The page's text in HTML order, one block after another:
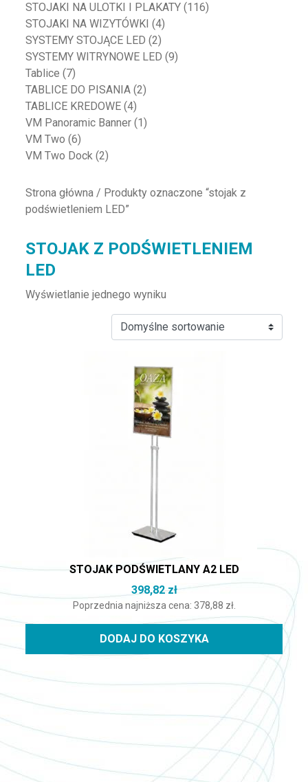
STOJAKI NA ULOTKI I PLAKATY (116)
STOJAKI NA WIZYTÓWKI (4)
SYSTEMY STOJĄCE LED (2)
SYSTEMY WITRYNOWE LED (9)
Tablice (7)
TABLICE DO PISANIA (2)
TABLICE KREDOWE (4)
VM Panoramic Banner (1)
VM Two (6)
VM Two Dock (2)
Strona główna / Produkty oznaczone “stojak z
podświetleniem LED”
STOJAK Z PODŚWIETLENIEM
LED
Wyświetlanie jednego wyniku
STOJAK PODŚWIETLANY A2 LED
398,82zł
Poprzednia najniższa cena: 378,88 zł.
DODAJ DO KOSZYKA